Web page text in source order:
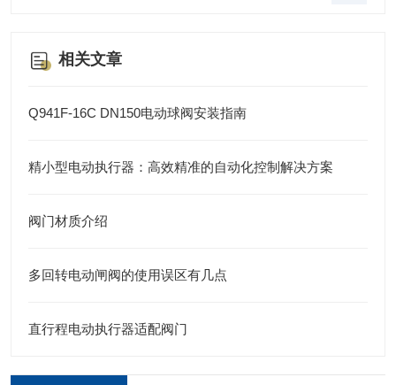
相关文章
Q941F-16C DN150电动球阀安装指南
精小型电动执行器：高效精准的自动化控制解决方案
阀门材质介绍
多回转电动闸阀的使用误区有几点
直行程电动执行器适配阀门